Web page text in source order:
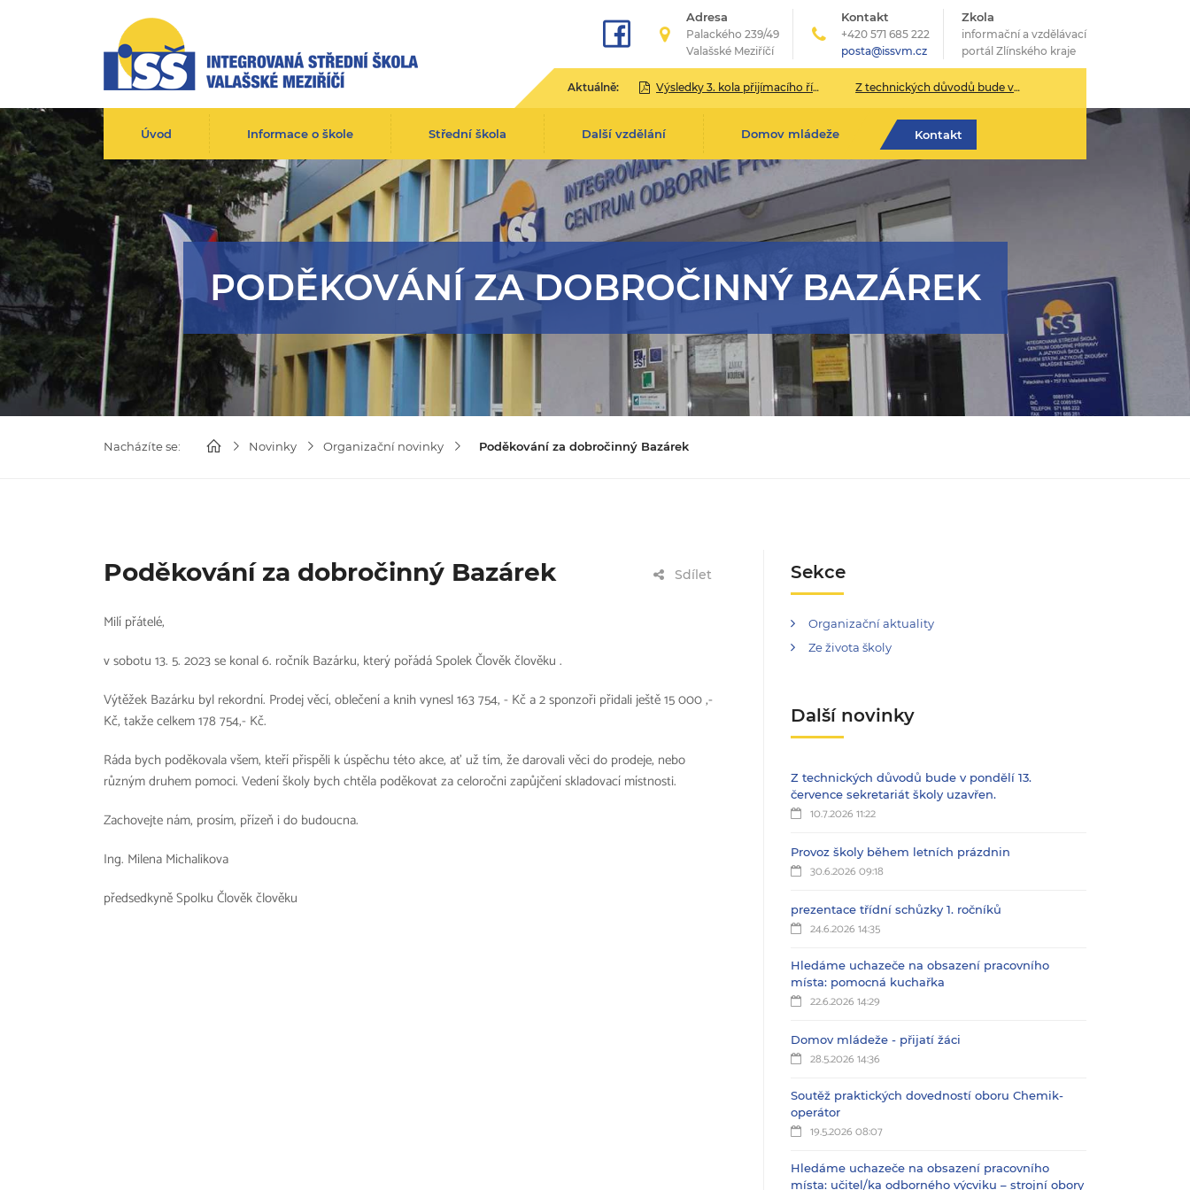
Adresa
Palackého 239/49
Valašské Meziříčí
Kontakt
+420 571 685 222
posta@issvm.cz
Zkola
informační a vzdělávací
portál Zlínského kraje
Aktuálně: Výsledky 3. kola přijímacího řízení pro školní rok 2026/2027 Z technických důvodů bude v pondělí 13. července sekretariát školy uzavřen.
Úvod Informace o škole Střední škola Další vzdělání Domov mládeže Kontakt
PODĚKOVÁNÍ ZA DOBROČINNÝ BAZÁREK
Nacházíte se: Novinky Organizační novinky Poděkování za dobročinný Bazárek
Sdílet
Poděkování za dobročinný Bazárek
Milí přátelé,
v sobotu 13. 5. 2023 se konal 6. ročník Bazárku, který pořádá Spolek Člověk člověku .
Výtěžek Bazárku byl rekordní. Prodej věcí, oblečení a knih vynesl 163 754, - Kč a 2 sponzoři přidali ještě15 000 ,-
Kč, takže celkem 178 754,- Kč.
Ráda bych poděkovala všem, kteří přispěli k úspěchu této akce, ať už tím, že darovali věci do prodeje, nebo
různým druhem pomoci. Vedení školy bych chtěla poděkovat za celoročni zapůjčení skladovací místnosti.
Zachovejte nám, prosím, přízeň i do budoucna.
Ing. Milena Michalikova
předsedkyně Spolku Člověk člověku
Sekce
Organizační aktuality
Ze života školy
Další novinky
Z technických důvodů bude v pondělí 13.
července sekretariát školy uzavřen.
10.7.2026 11:22
Provoz školy během letních prázdnin
30.6.2026 09:18
prezentace třídní schůzky 1. ročníků
24.6.2026 14:35
Hledáme uchazeče na obsazení pracovního
místa: pomocná kuchařka
22.6.2026 14:29
Domov mládeže - přijatí žáci
28.5.2026 14:36
Soutěž praktických dovedností oboru Chemik-
operátor
19.5.2026 08:07
Hledáme uchazeče na obsazení pracovního
místa: učitel/ka odborného výcviku – strojní obory